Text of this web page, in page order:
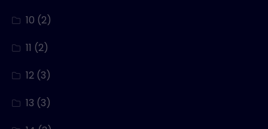
10 (2)
11 (2)
12 (3)
13 (3)